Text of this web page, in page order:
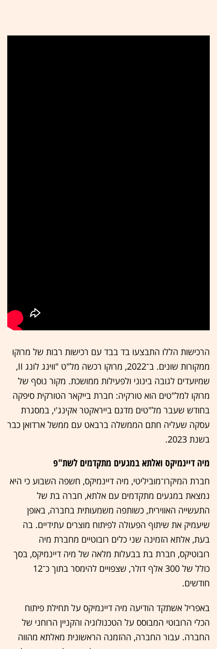
הרכישות הללו התבצעו בד בבד עם רכישות רבות של מרוקו
ממקורות שונים. ב־2022, מרוקו רכשה מל"ט "ווינג לונג
II
,
שמיועדים לגובה בינוני ולפעילות ממושכת. מקור נוסף של
מרוקו למל"טים הוא טורקיה: חברת בייקאר הטורקית סיפקה
בחודש שעבר מל"טים מדגם בייראקטר אקינג'י, במסגרת
עסקה שעליה חתם הממשלה ברבאט עם ממשל ארדואן כבר
בשנת 2023.
מיה דיינמיקס ואלתא במגעים מתקדמים לשת"פ
חברת המיקרו־מוביליטי, מיה דיינמיקס, חשפה השבוע כי היא
נמצאת במגעים מתקדמים עם אלתא, חברה בת של
התעשייה האווירית, כשותפה משמעותית בחברה, באופן
שיעמיק את שיתוף הפעולה לפיתוח מוצרים עתידיים. בה
בעת, אלתא הזמינה שני כלים רובוטיים מחברת מיה
רובוטיקס, חברת בת בבעלות מלאה של מיה דיינמיקס, בסך
כולל של 300 אלף דולר, שצפויים להימסר בתוך כ־12
חודשים.
באפריל אשתקד הודיעה מיה דיינמיקס על תחילת פיתוח
הכלי הרובוטי המבוסס על הטכנולוגיה והקניין הרוחני של
החברה. עבור החברה, ההזמנה הראשונית מאלתא מהווה